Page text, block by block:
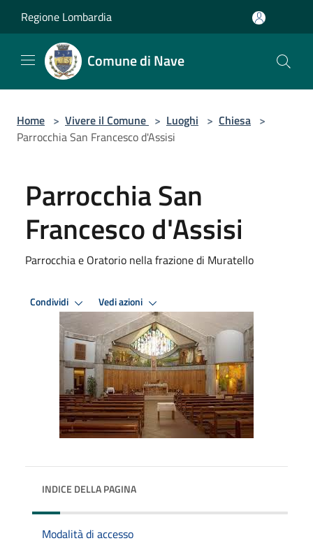
Regione Lombardia
Comune di Nave
Home > Vivere il Comune > Luoghi > Chiesa >
Parrocchia San Francesco d'Assisi
Parrocchia San
Francesco d'Assisi
Parrocchia e Oratorio nella frazione di Muratello
Condividi Vedi azioni
INDICE DELLA PAGINA
Modalità di accesso